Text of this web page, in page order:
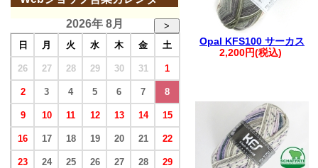
Opal KFS100 サーカス
2,200円(税込)
2026年 8月
>
日
月 火 水 木 金 土
26 27 28 29 30 31 1
2 3 4 5 6 7 8
9 10 11 12 13 14 15
16 17 18 19 20 21 22
23 24 25 26 27 28 29